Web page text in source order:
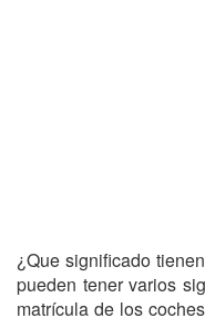
¿Que significado
pueden tener varios
matrícula de los